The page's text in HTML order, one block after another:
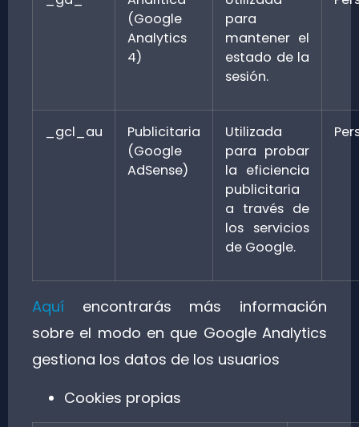
(Google
Analytics
4)
para
mantener el
estado de la
sesión.
_gcl_au
Publicitaria
(Google
AdSense)
Utilizada
para probar
la eficiencia
publicitaria
a través de
los servicios
de Google.
Aquí encontrarás más información
sobre el modo en que Google Analytics
gestiona los datos de los usuarios
Cookies propias